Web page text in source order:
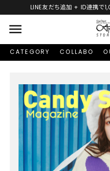
LINE友だち追加 + ID連携で
menu
CATEGORY COLLABO